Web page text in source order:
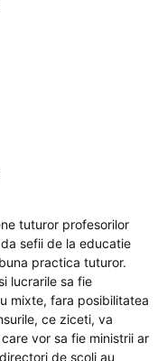
tuturor profesorilor
sefii de la educatie
practica tuturor.
lucrarile sa fie
mixte, fara posibilitatea
ce ziceti, va
vor sa fie ministrii ar
de scoli au